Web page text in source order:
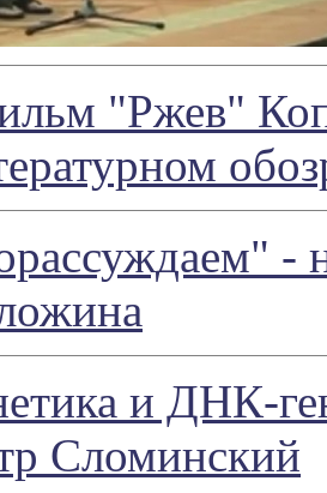
"Ржев"
-
и ДНК-
Сломинский